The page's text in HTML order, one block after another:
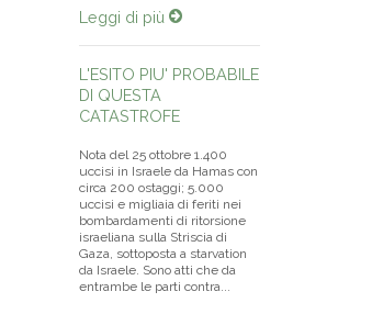
Leggi di più
L'ESITO PIU' PROBABILE
DI QUESTA
CATASTROFE
Nota del 25 ottobre 1.400
uccisi in Israele da Hamas con
circa 200 ostaggi; 5.000
uccisi e migliaia di feriti nei
bombardamenti di ritorsione
israeliana sulla Striscia di
Gaza, sottoposta a starvation
da Israele. Sono atti che da
entrambe le parti contra...